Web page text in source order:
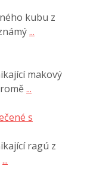
kubu z
...
makový
...
s
ragú z
...